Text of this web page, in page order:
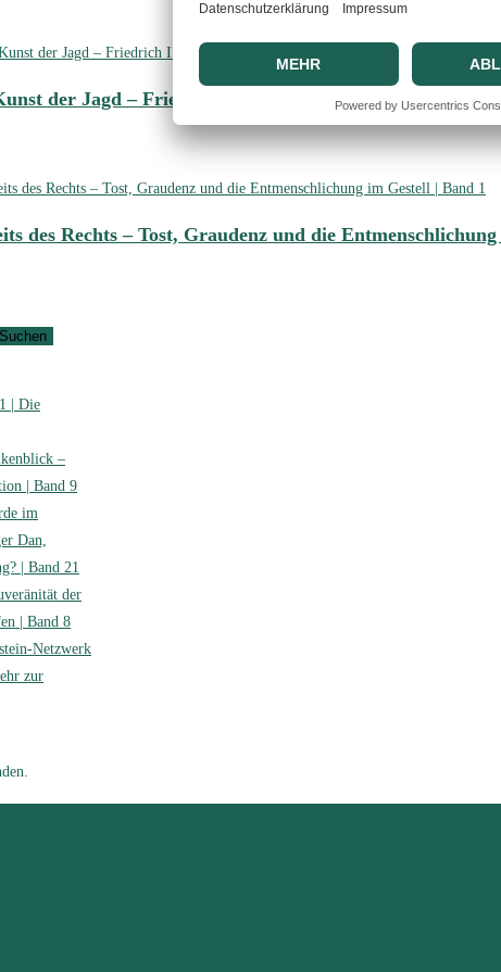
der Jagd – Friedrich II. & die Radikale Empirie der
des Rechts – Tost, Graudenz und die
Suchen
| Die
–
| Band 9
im
Dan,
| Band 21
der
| Band 8
Netzwerk
zur